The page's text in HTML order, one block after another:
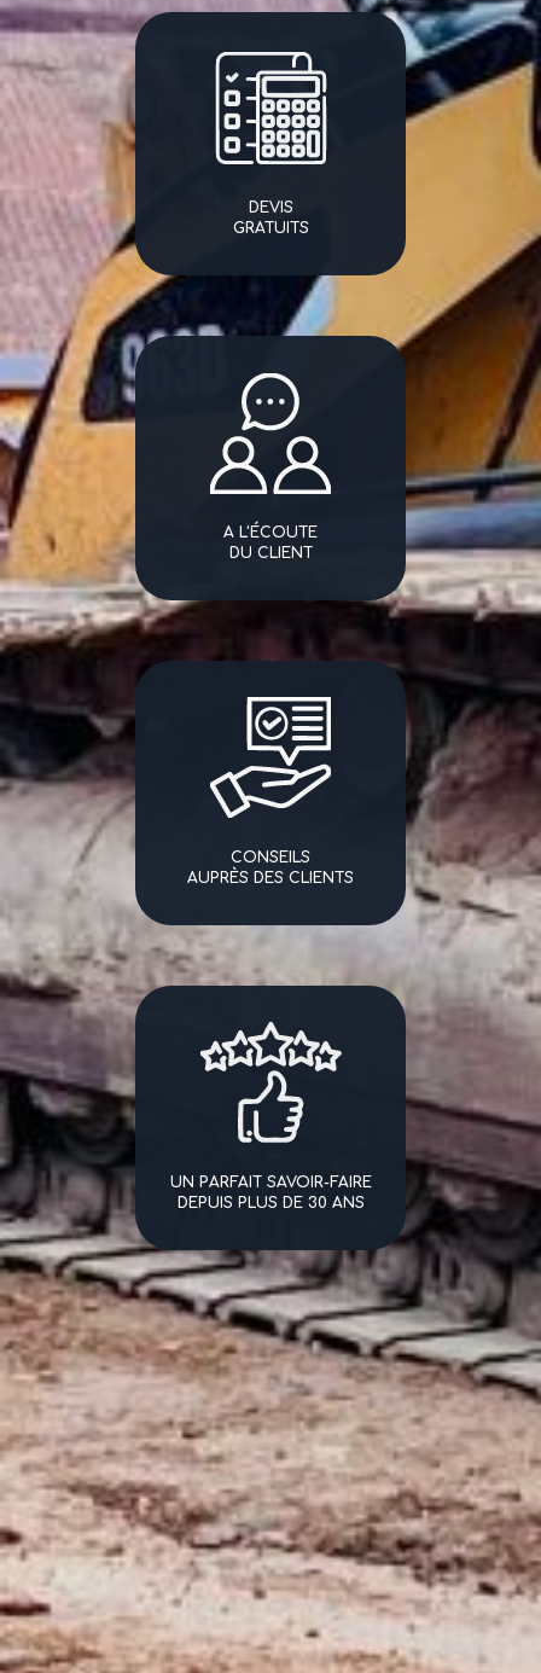
DEVIS
GRATUITS
A L'ÉCOUTE
DU CLIENT
CONSEILS
AUPRÈS DES CLIENTS
UN PARFAIT SAVOIR-FAIRE
DEPUIS PLUS DE 30 ANS